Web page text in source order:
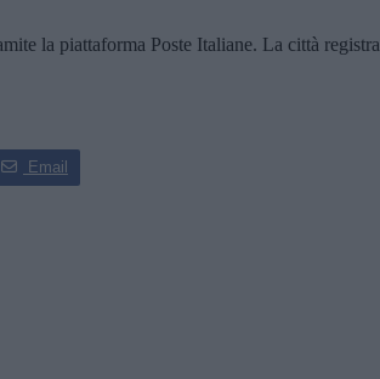
la piattaforma Poste Italiane. La città
Email